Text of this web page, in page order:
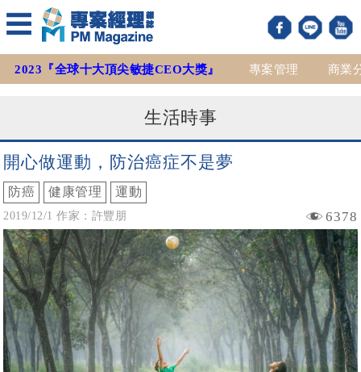
2023『全球十大頂尖敏捷CEO大獎』 專案管理 商業
生活時事
開心做運動，防治癌症不是夢
防癌 健康管理 運動
2019/12/1 作家：許豐朋 6378